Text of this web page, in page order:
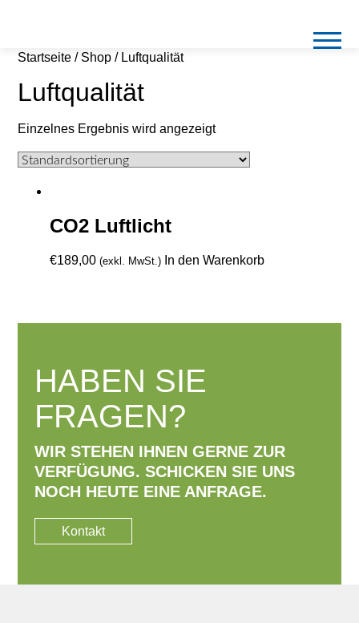
Startseite / Shop / Luftqualität
Luftqualität
Einzelnes Ergebnis wird angezeigt
CO2 Luftlicht
€189,00 (exkl. MwSt.) In den Warenkorb
HABEN SIE
FRAGEN?
WIR STEHEN IHNEN GERNE ZUR
VERFÜGUNG. SCHICKEN SIE UNS
NOCH HEUTE EINE ANFRAGE.
Kontakt